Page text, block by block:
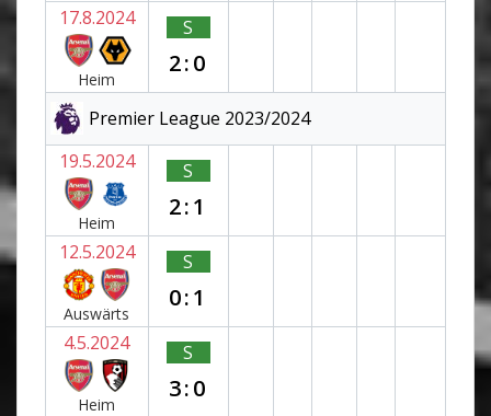
17.8.2024
Heim
S
2:0
Premier League 2023/2024
19.5.2024
Heim
S
2:1
12.5.2024
Auswärts
S
0:1
4.5.2024
Heim
S
3:0